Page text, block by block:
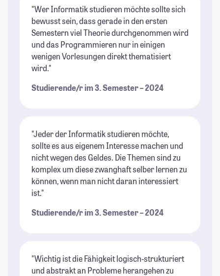
"Wer Informatik studieren möchte sollte sich
bewusst sein, dass gerade in den ersten
Semestern viel Theorie durchgenommen wird
und das Programmieren nur in einigen
wenigen Vorlesungen direkt thematisiert
wird."
Studierende/r im 3. Semester – 2024
"Jeder der Informatik studieren möchte,
sollte es aus eigenem Interesse machen und
nicht wegen des Geldes. Die Themen sind zu
komplex um diese zwanghaft selber lernen zu
können, wenn man nicht daran interessiert
ist."
Studierende/r im 3. Semester – 2024
"Wichtig ist die Fähigkeit logisch-strukturiert
und abstrakt an Probleme herangehen zu